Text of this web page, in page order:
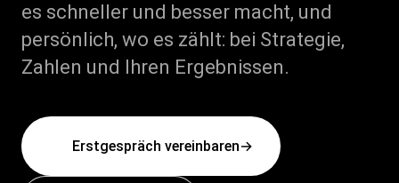
es schneller und besser macht, und
persönlich, wo es zählt: bei Strategie,
Zahlen und Ihren Ergebnissen.
Erstgespräch vereinbaren→